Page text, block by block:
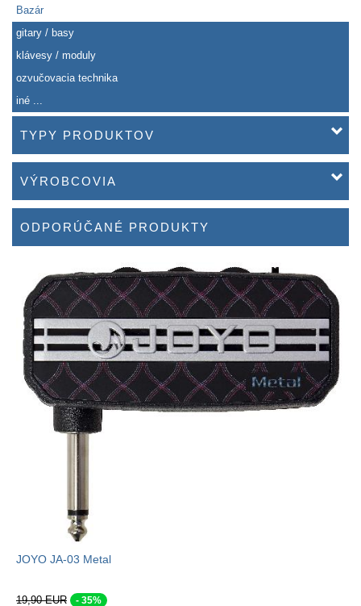
Bazár
gitary / basy
klávesy / moduly
ozvučovacia technika
iné ...
TYPY PRODUKTOV
VÝROBCOVIA
ODPORÚČANÉ PRODUKTY
JOYO JA-03 Metal
19,90 EUR - 35%